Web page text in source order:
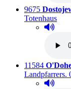
Titelnummer:
9675 von
Totenhaus
Titelnummer:
11584 von
Landpfarrers.